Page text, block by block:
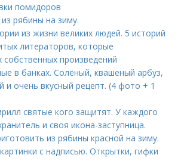
помидоров
рябины на зиму.
из жизни великих людей. 5 историй
литераторов, которые
собственных произведений
в банках. Солёный, квашеный арбуз,
и очень вкусный рецепт. (4 фото + 1
святые кого защитят. У каждого
и своя икона-заступница.
из рябины красной на зиму.
с надписью. Открытки, гифки